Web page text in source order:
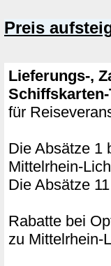
Preis
Lieferungs-,
für
Die Absätze 1
Mittelrhein-
Die Absätze
Rabatte bei
zu Mittelrhein-